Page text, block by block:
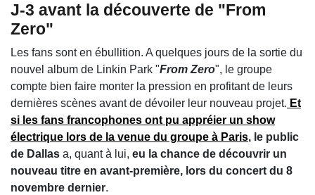
J-3 avant la découverte de "From
Zero"
Les fans sont en ébullition. A quelques jours de la sortie du
nouvel album de Linkin Park "From Zero", le groupe
compte bien faire monter la pression en profitant de leurs
dernières scènes avant de dévoiler leur nouveau projet. Et
si les fans francophones ont pu appréier un show
électrique lors de la venue du groupe à Paris, le public
de Dallas a, quant à lui, eu la chance de découvrir un
nouveau titre en avant-première, lors du concert du 8
novembre dernier.